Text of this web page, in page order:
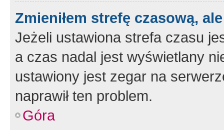
Zmieniłem strefę czasową,
Jeżeli ustawiona strefa czasu
a czas nadal jest wyświetlany
ustawiony jest zegar na
naprawił ten problem.
Góra